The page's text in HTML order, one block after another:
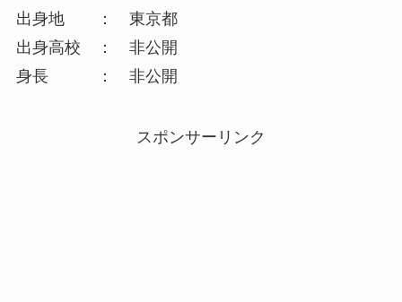
出身地 ： 東京都
出身高校 ： 非公開
身長 ： 非公開
スポンサーリンク